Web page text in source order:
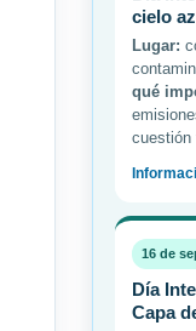
cielo
Lugar:
qué
cuestión
16 de
Día
Capa